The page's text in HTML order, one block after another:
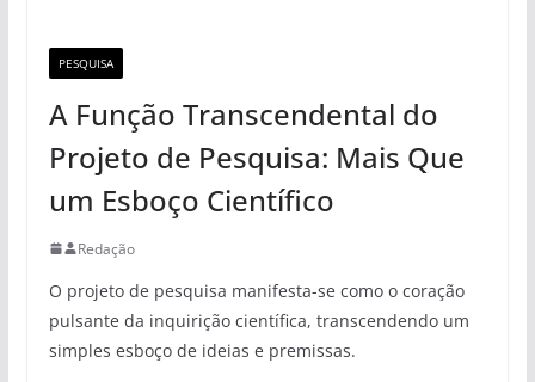
PESQUISA
A Função Transcendental do
Projeto de Pesquisa: Mais Que
um Esboço Científico
Redação
O projeto de pesquisa manifesta-se como o coração
pulsante da inquirição científica, transcendendo um
simples esboço de ideias e premissas.